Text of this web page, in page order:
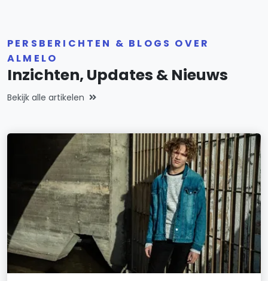
PERSBERICHTEN & BLOGS OVER
ALMELO
Inzichten, Updates & Nieuws
Bekijk alle artikelen